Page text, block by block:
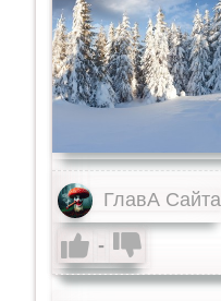
ГлавА Сайта
-